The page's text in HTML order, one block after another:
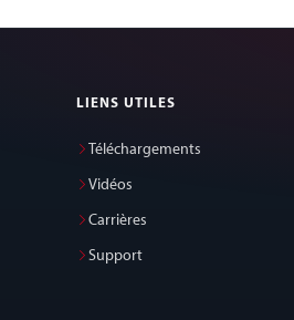
LIENS UTILES
Téléchargements
Vidéos
Carrières
Support